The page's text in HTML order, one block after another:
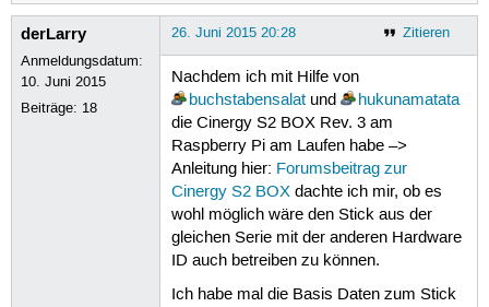
derLarry
Anmeldungsdatum:
10. Juni 2015
Beiträge: 18
Zitieren
26. Juni 2015 20:28
Nachdem ich mit Hilfe von
buchstabensalatund
hukunamatata
die Cinergy S2 BOX Rev. 3 am
Raspberry Pi am Laufen habe –>
Anleitung hier: Forumsbeitrag zur
Cinergy S2 BOXdachte ich mir, ob es
wohl möglich wäre den Stick aus der
gleichen Serie mit der anderen Hardware
ID auch betreiben zu können.
Ich habe mal die Basis Daten zum Stick